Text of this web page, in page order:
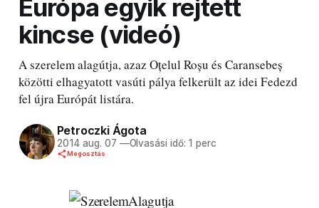
Európa egyik rejtett
kincse (videó)
A szerelem alagútja, azaz Oțelul Roșu és Caransebeș
közötti elhagyatott vasúti pálya felkerült az idei Fedezd
fel újra Európát listára.
Petroczki Ágota
2014 aug. 07 —Olvasási idő: 1 perc
Megosztás